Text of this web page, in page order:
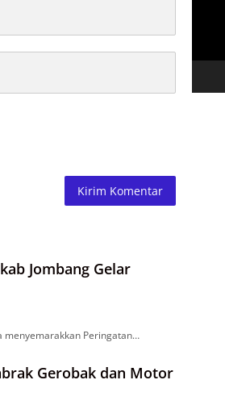
Jombang Gelar
menyemarakkan Peringatan…
Gerobak dan Motor